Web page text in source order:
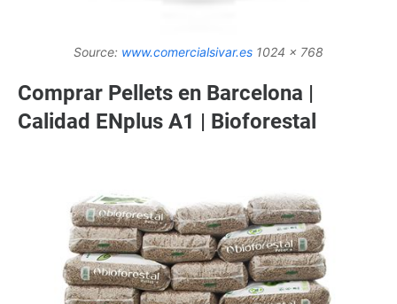
Source: www.comercialsivar.es 1024 x 768
Comprar Pellets en Barcelona |
Calidad ENplus A1 | Bioforestal